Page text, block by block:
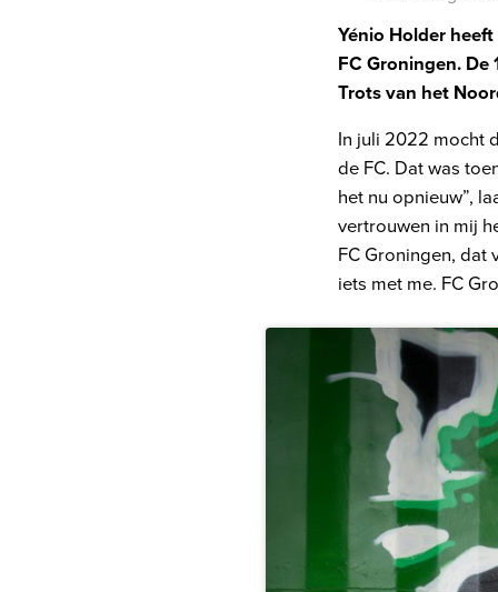
Yénio Holder
FC Groningen.
Trots van het
In juli 2022 mocht
de FC. Dat was
het nu opnieuw”,
vertrouwen in mij
FC Groningen,
iets met me. FC